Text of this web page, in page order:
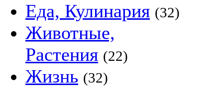
Еда, Кулинария (32)
Животные,
Растения (22)
Жизнь (32)